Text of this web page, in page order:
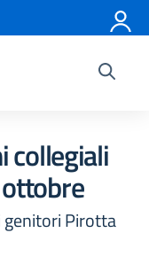
scuola
collegiali
genitori Pirotta